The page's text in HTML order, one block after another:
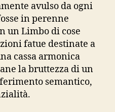
avulso da ogni
in perenne
un Limbo di cose
fatue destinate a
cassa armonica
la bruttezza di un
semantico,